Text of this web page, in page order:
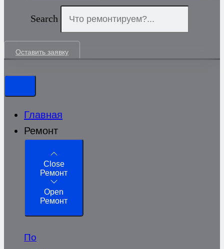
Search
Оставить заявку
Главная
Ремонт
Close
Ремонт
Open
Ремонт
По